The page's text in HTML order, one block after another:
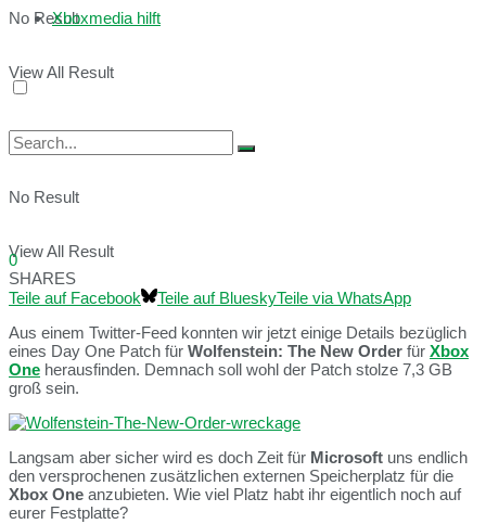
No Result
View All Result
Xboxmedia hilft
No Result
View All Result
0
SHARES
Teile auf Facebook
Teile auf BlueskyTeile via WhatsApp
Aus einem Twitter-Feed konnten wir jetzt einige Details bezüglich
eines Day One Patch für Wolfenstein: The New Order für Xbox
One herausfinden. Demnach soll wohl der Patch stolze 7,3 GB
groß sein.
Langsam aber sicher wird es doch Zeit für Microsoft uns endlich
den versprochenen zusätzlichen externen Speicherplatz für die
Xbox One anzubieten. Wie viel Platz habt ihr eigentlich noch auf
eurer Festplatte?